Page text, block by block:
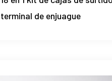
terminal de enjuague